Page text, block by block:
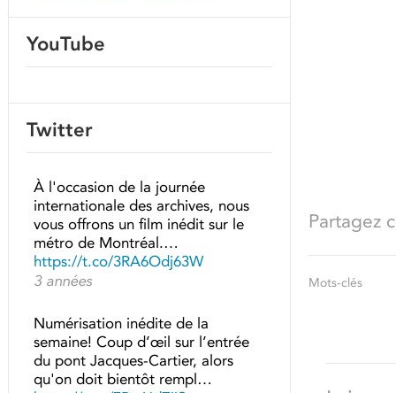
Partagez
Mots-clés
YouTube
Twitter
À l'occasion de la journée
internationale des archives, nous
vous offrons un film inédit sur le
métro de Montréal.…
https://t.co/3RA6Odj63W
3 années
Numérisation inédite de la
semaine! Coup d’œil sur l’entrée
du pont Jacques-Cartier, alors
qu'on doit bientôt rempl…